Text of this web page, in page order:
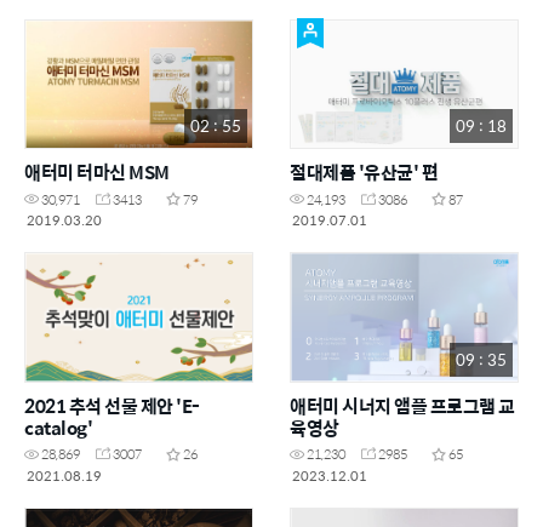
02 : 55
애터미 터마신 MSM
30,971 3413
79
2019.03.20
09 : 18
절대제품 '유산균' 편
24,193 3086
87
2019.07.01
2021 추석 선물 제안 'E-
catalog'
28,869 3007
26
2021.08.19
09 : 35
애터미 시너지 앰플 프로그램 교
육영상
21,230 2985
65
2023.12.01